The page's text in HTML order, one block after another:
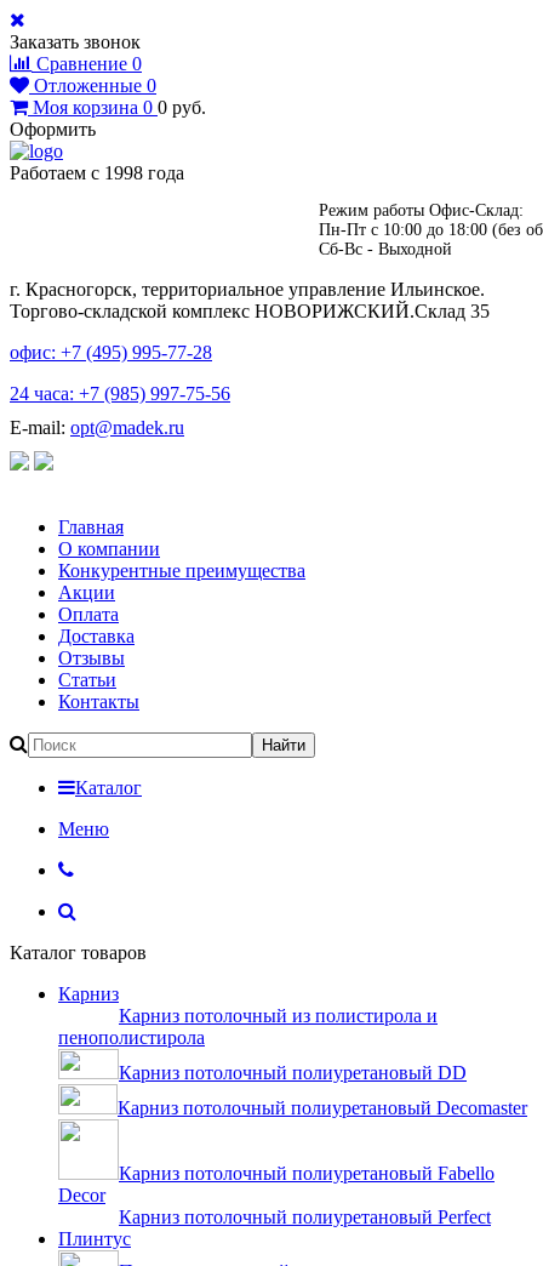
Заказать звонок
Сравнение 0
Отложенные 0
Моя корзина 0 0 руб.
Оформить
Работаем с 1998 года
Режим работы Офис-Склад:
Пн-Пт с 10:00 до 18:00 (без
Сб-Вс - Выходной
г. Красногорск, территориальное управление Ильинское.
Торгово-складской комплекс НОВОРИЖСКИЙ.Склад 35
офис: +7 (495) 995-77-28
24 часа: +7 (985) 997-75-56
E-mail: opt@madek.ru
Главная
О компании
Конкурентные преимущества
Акции
Оплата
Доставка
Отзывы
Статьи
Контакты
Каталог
Меню
Каталог товаров
Карниз
Карниз потолочный из полистирола и
пенополистирола
Карниз потолочный полиуретановый DD
Карниз потолочный полиуретановый Decomaster
Карниз потолочный полиуретановый Fabello
Decor
Карниз потолочный полиуретановый Perfect
Плинтус